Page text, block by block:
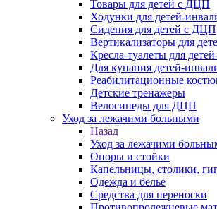
Товары для детей с ДЦП
Ходунки для детей-
Сидения для детей с ДЦП
Вертикализаторы для
Кресла-туалеты для
Для купания детей-
Реабилитационные
Детские тренажеры
Велосипеды для ДЦП
Уход за лежачими больными
Назад
Уход за лежачими
Опоры и стойки
Капельницы, столики,
Одежда и белье
Средства для переноски